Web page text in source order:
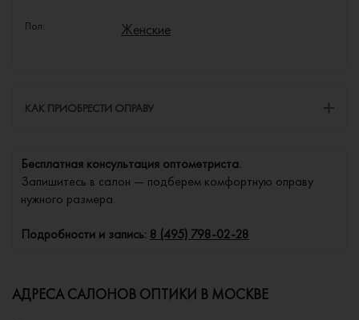
Пол: Женские
КАК ПРИОБРЕСТИ ОПРАВУ
Бесплатная консультация оптометриста.
Запишитесь в салон — подберем комфортную оправу
нужного размера.
Подробности и запись: 8 (495) 798-02-28
АДРЕСА САЛОНОВ ОПТИКИ В МОСКВЕ